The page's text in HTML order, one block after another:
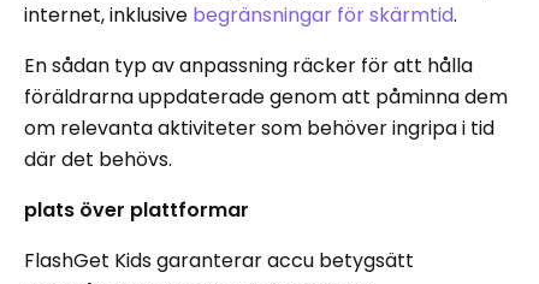
internet, inklusive begränsningar för skärmtid.
En sådan typ av anpassning räcker för att hålla
föräldrarna uppdaterade genom att påminna dem
om relevanta aktiviteter som behöver ingripa i tid
där det behövs.
plats över plattformar
FlashGet Kids garanterar accu betygsätt